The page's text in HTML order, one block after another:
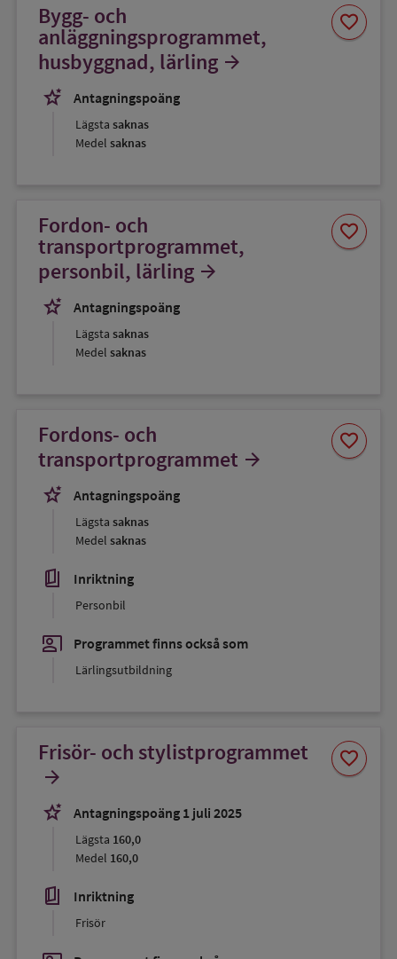
Bygg- och
anläggningsprogrammet,
husbyggnad, lärling arrow_forward
stars_2
Antagningspoäng
Lägsta saknas
Medel saknas
favorite
Spara
som
Fordon- och
transportprogrammet,
personbil, lärling arrow_forward
stars_2
Antagningspoäng
Lägsta saknas
Medel saknas
favorite
Spara
som
Fordons- och
transportprogrammet arrow_forward
stars_2
Antagningspoäng
Lägsta saknas
Medel saknas
book_5 Inriktning
Personbil
co_present Programmet finns också som
Lärlingsutbildning
favorite
Spara
som
Frisör- och stylistprogrammet
arrow_forward
stars_2
Antagningspoäng 1 juli 2025
Lägsta 160,0
Medel 160,0
book_5 Inriktning
Frisör
favorite
Spara
som